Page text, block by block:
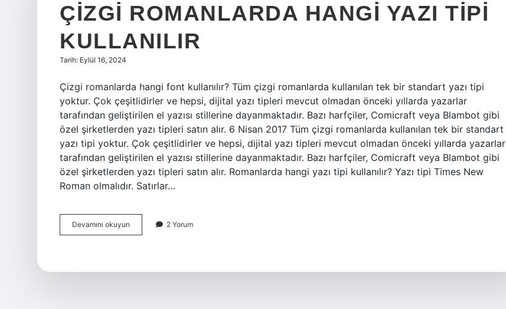
ÇIZGI ROMANLARDA HANGI YAZI TIPI
KULLANILIR
Tarih: Eylül 16, 2024
Çizgi romanlarda hangi font kullanılır? Tüm çizgi romanlarda kullanılan tek bir standart yazı tipi
yoktur. Çok çeşitlidirler ve hepsi, dijital yazı tipleri mevcut olmadan önceki yıllarda yazarlar
tarafından geliştirilen el yazısı stillerine dayanmaktadır. Bazı harfçiler, Comicraft veya Blambot gibi
özel şirketlerden yazı tipleri satın alır. 6 Nisan 2017 Tüm çizgi romanlarda kullanılan tek bir standart
yazı tipi yoktur. Çok çeşitlidirler ve hepsi, dijital yazı tipleri mevcut olmadan önceki yıllarda yazarlar
tarafından geliştirilen el yazısı stillerine dayanmaktadır. Bazı harfçiler, Comicraft veya Blambot gibi
özel şirketlerden yazı tipleri satın alır. Romanlarda hangi yazı tipi kullanılır? Yazı tipi Times New
Roman olmalıdır. Satırlar…
Devamını okuyun
Romanlarda
2 Yorum